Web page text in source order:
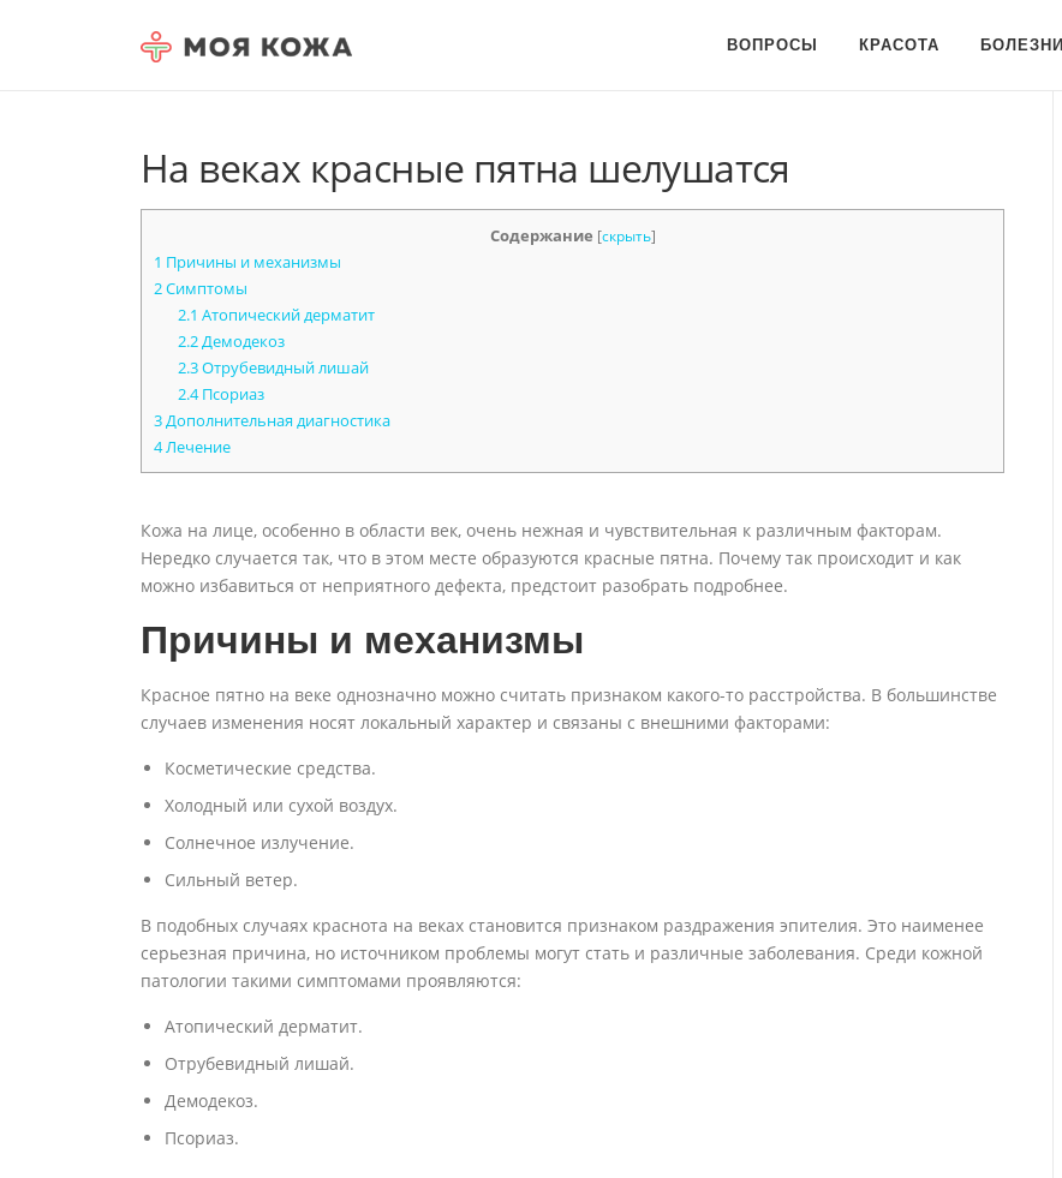
ВОПРОСЫ КРАСОТА БОЛЕЗНИ
На веках красные пятна шелушатся
Содержание [скрыть]
1 Причины и механизмы
2Симптомы
2.1 Атопический дерматит
2.2Демодекоз
2.3Отрубевидный лишай
2.4Псориаз
3Дополнительная диагностика
4Лечение
Кожа на лице, особенно в области век, очень нежная и чувствительная к различным факторам.
Нередко случается так, что в этом месте образуются красные пятна. Почему так происходит и как
можно избавиться от неприятного дефекта, предстоит разобрать подробнее.
Причины и механизмы
Красное пятно на веке однозначно можно считать признаком какого-то расстройства. В большинстве
случаев изменения носят локальный характер и связаны с внешними факторами:
Косметические средства.
Холодный или сухой воздух.
Солнечное излучение.
Сильный ветер.
В подобных случаях краснота на веках становится признаком раздражения эпителия. Это наименее
серьезная причина, но источником проблемы могут стать и различные заболевания. Среди кожной
патологии такими симптомами проявляются:
Атопический дерматит.
Отрубевидный лишай.
Демодекоз.
Псориаз.